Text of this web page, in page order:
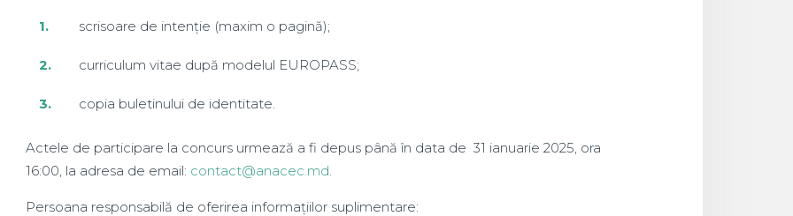
scrisoare de intenție (maxim o pagină);
curriculum vitae după modelul EUROPASS;
copia buletinului de identitate.
Actele de participare la concurs urmează a fi depus până în data de 31 ianuarie 2025, ora
16:00, la adresa de email: contact@anacec.md.
Persoana responsabilă de oferirea informațiilor suplimentare: